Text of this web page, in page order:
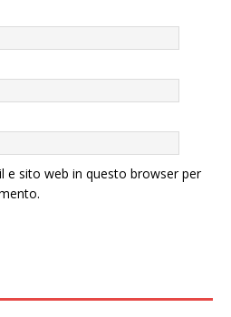
e sito web in questo browser per